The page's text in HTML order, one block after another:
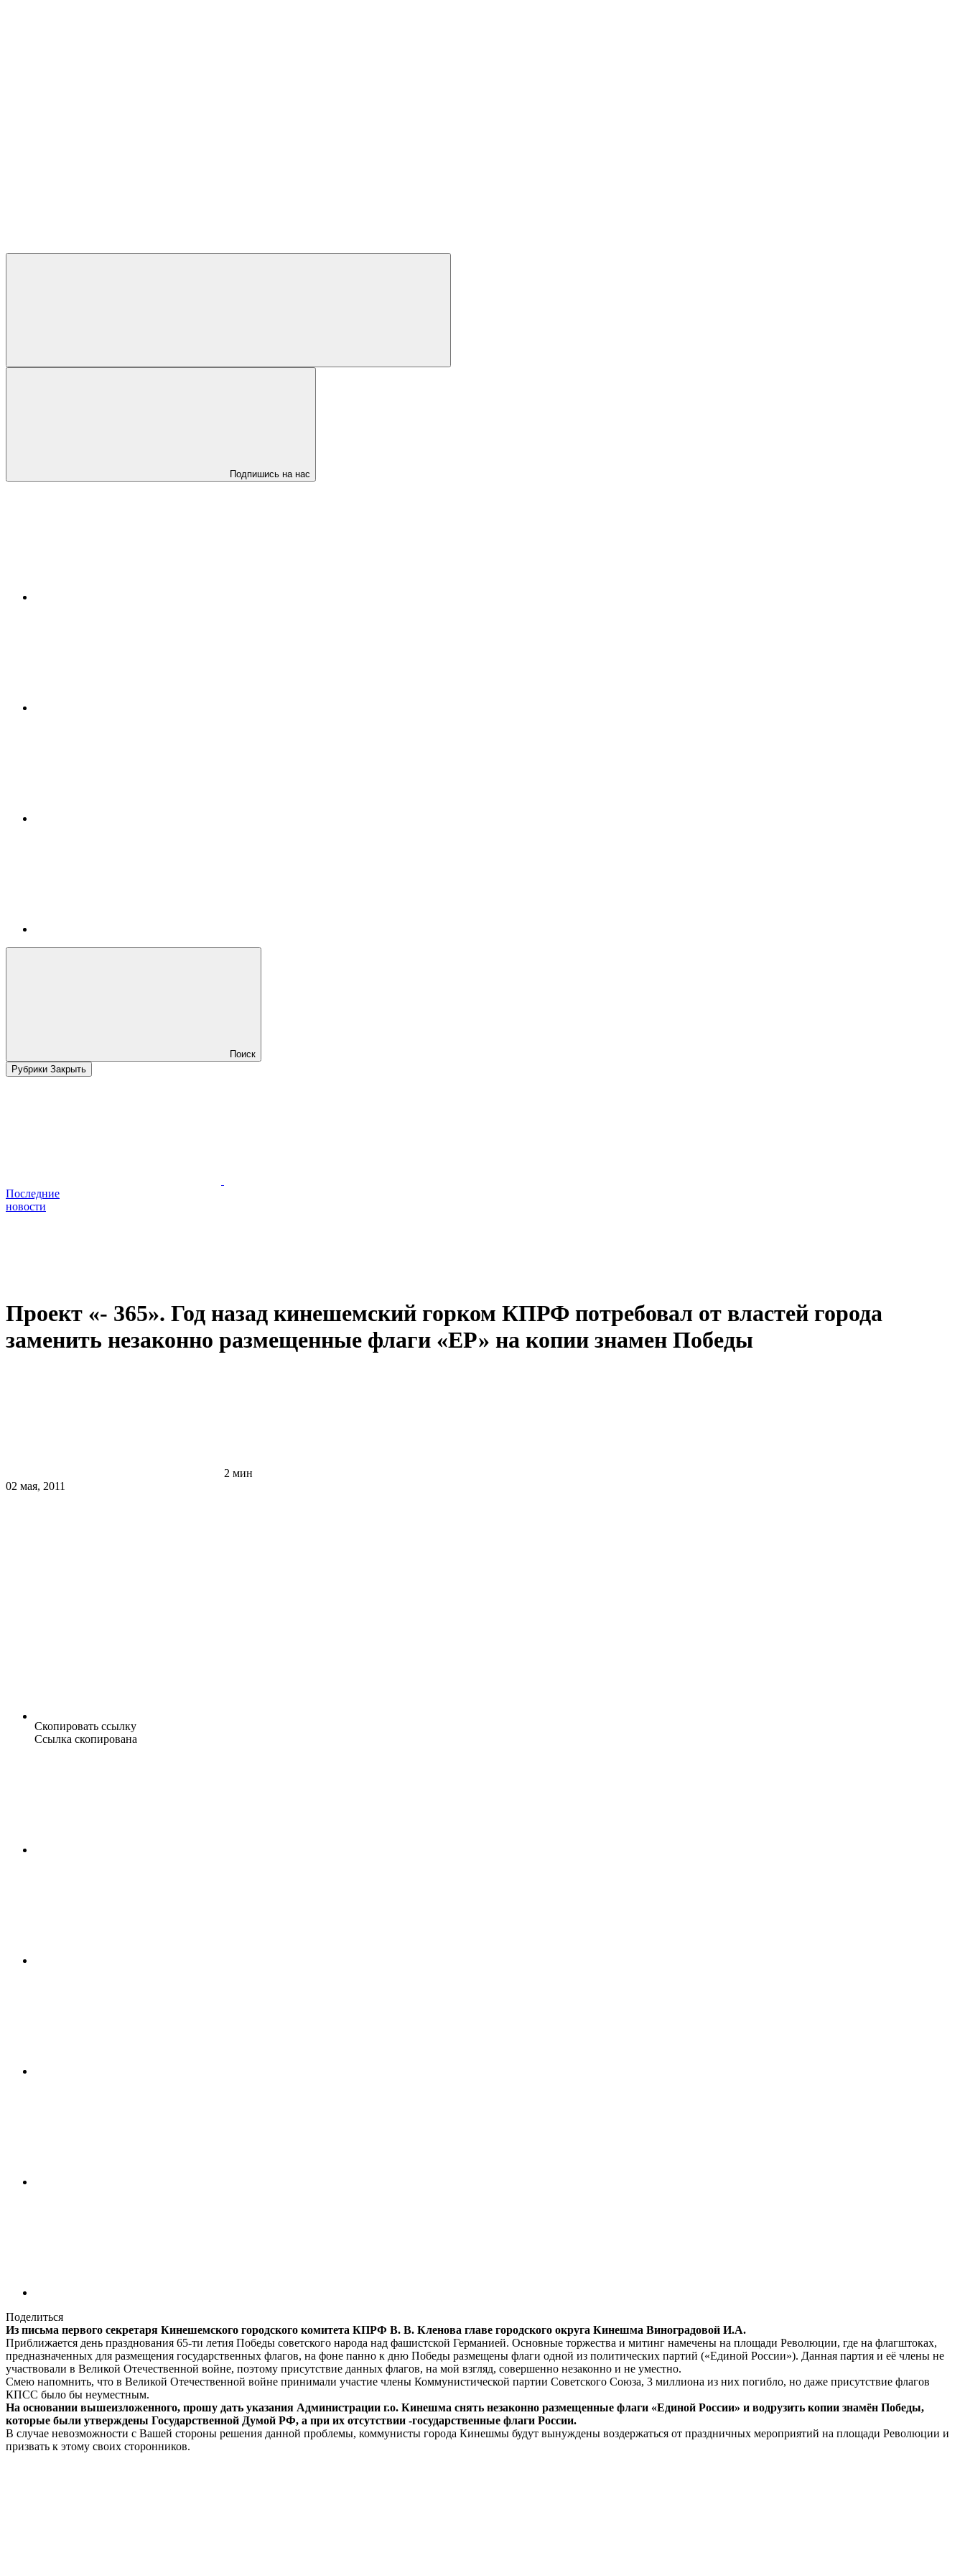
Подпишись на нас
Поиск
Рубрики Закрыть
Последние
новости
Проект «- 365». Год назад кинешемский горком КПРФ потребовал от властей города
заменить незаконно размещенные флаги «ЕР» на копии знамен Победы
2 мин
02 мая, 2011
Скопировать ссылку
Ссылка скопирована
Поделиться
Из письма первого секретаря Кинешемского городского комитета КПРФ В. В. Кленова главе городского округа Кинешма Виноградовой И.А.
Приближается день празднования 65-ти летия Победы советского народа над фашистской Германией. Основные торжества и митинг намечены на площади Революции, где на флагштоках,
предназначенных для размещения государственных флагов, на фоне панно к дню Победы размещены флаги одной из политических партий («Единой России»). Данная партия и её члены не
участвовали в Великой Отечественной войне, поэтому присутствие данных флагов, на мой взгляд, совершенно незаконно и не уместно.
Смею напомнить, что в Великой Отечественной войне принимали участие члены Коммунистической партии Советского Союза, 3 миллиона из них погибло, но даже присутствие флагов
КПСС было бы неуместным.
На основании вышеизложенного, прошу дать указания Администрации г.о. Кинешма снять незаконно размещенные флаги «Единой России» и водрузить копии знамён Победы,
которые были утверждены Государственной Думой РФ, а при их отсутствии -государственные флаги России.
В случае невозможности с Вашей стороны решения данной проблемы, коммунисты города Кинешмы будут вынуждены воздержаться от праздничных мероприятий на площади Революции и
призвать к этому своих сторонников.